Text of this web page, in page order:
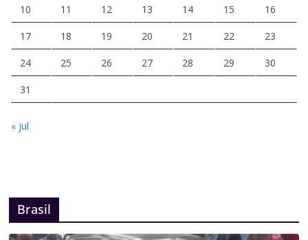
10 11 12 13 14 15 16
17 18 19 20 21 22 23
24 25 26 27 28 29 30
31
« jul
Brasil